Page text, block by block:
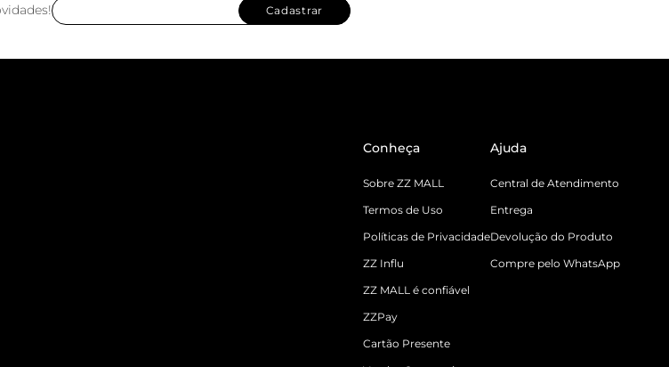
Cadastrar
Conheça
Sobre ZZ MALL
Termos de Uso
Políticas de Privacidade
ZZ Influ
ZZ MALL é confiável
ZZPay
Cartão Presente
Ajuda
Central de Atendimento
Entrega
Devolução do Produto
Compre pelo WhatsApp